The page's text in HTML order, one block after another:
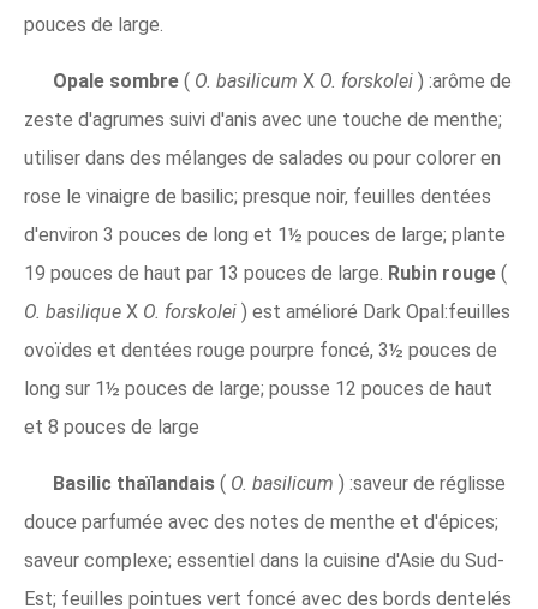
pouces de large.
Opale sombre ( O. basilicum X O. forskolei ) :arôme de
zeste d'agrumes suivi d'anis avec une touche de menthe;
utiliser dans des mélanges de salades ou pour colorer en
rose le vinaigre de basilic; presque noir, feuilles dentées
d'environ 3 pouces de long et 1½ pouces de large; plante
19 pouces de haut par 13 pouces de large. Rubin rouge (
O. basilique X O. forskolei ) est amélioré Dark Opal:feuilles
ovoïdes et dentées rouge pourpre foncé, 3½ pouces de
long sur 1½ pouces de large; pousse 12 pouces de haut
et 8 pouces de large
Basilic thaïlandais ( O. basilicum ) :saveur de réglisse
douce parfumée avec des notes de menthe et d'épices;
saveur complexe; essentiel dans la cuisine d'Asie du Sud-
Est; feuilles pointues vert foncé avec des bords dentelés